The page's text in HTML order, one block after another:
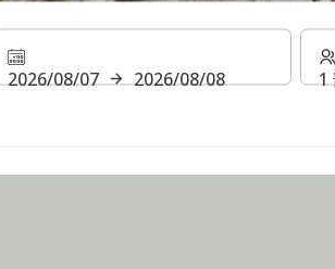
ュースレター
2026/08/07 2026/08/08 1